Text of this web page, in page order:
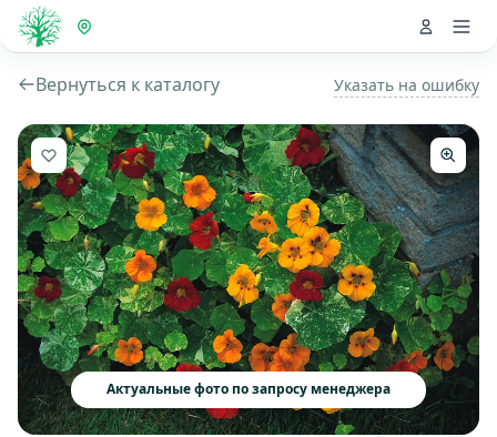
Вернуться к каталогу Указать на ошибку
Актуальные фото по запросу менеджера